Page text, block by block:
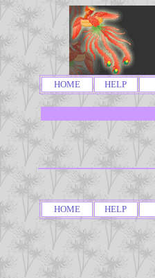
HOME HELP
HOME HELP